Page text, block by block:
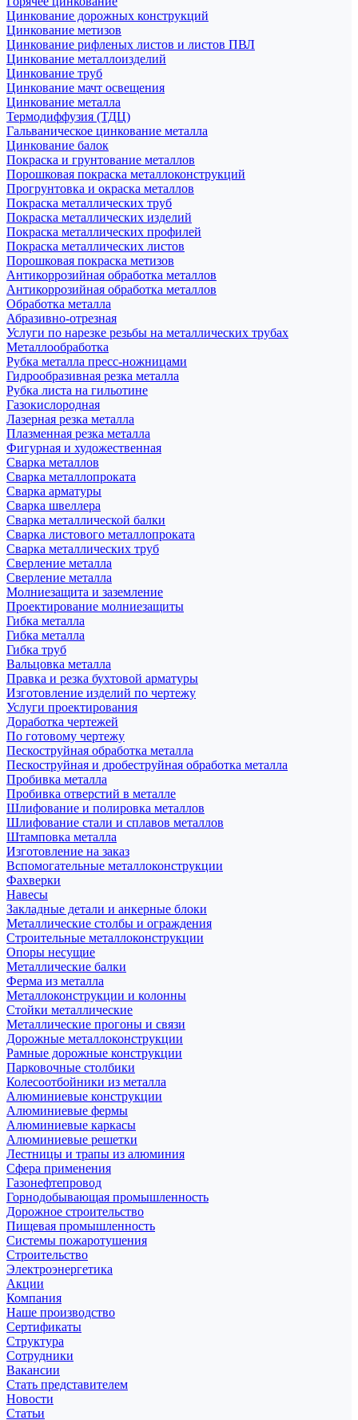
Цинкование дорожных конструкций
Цинкование метизов
Цинкование рифленых листов и листов ПВЛ
Цинкование металлоизделий
Цинкование труб
Цинкование мачт освещения
Цинкование металла
Термодиффузия (ТДЦ)
Гальваническое цинкование металла
Цинкование балок
Покраска и грунтование металлов
Порошковая покраска металлоконструкций
Прогрунтовка и окраска металлов
Покраска металлических труб
Покраска металлических изделий
Покраска металлических профилей
Покраска металлических листов
Порошковая покраска метизов
Антикоррозийная обработка металлов
Антикоррозийная обработка металлов
Обработка металла
Абразивно-отрезная
Услуги по нарезке резьбы на металлических трубах
Металлообработка
Рубка металла пресс-ножницами
Гидрообразивная резка металла
Рубка листа на гильотине
Газокислородная
Лазерная резка металла
Плазменная резка металла
Фигурная и художественная
Сварка металлов
Сварка металлопроката
Сварка арматуры
Сварка швеллера
Сварка металлической балки
Сварка листового металлопроката
Сварка металлических труб
Сверление металла
Сверление металла
Молниезащита и заземление
Проектирование молниезащиты
Гибка металла
Гибка металла
Гибка труб
Вальцовка металла
Правка и резка бухтовой арматуры
Изготовление изделий по чертежу
Услуги проектирования
Доработка чертежей
По готовому чертежу
Пескоструйная обработка металла
Пескоструйная и дробеструйная обработка металла
Пробивка металла
Пробивка отверстий в металле
Шлифование и полировка металлов
Шлифование стали и сплавов металлов
Штамповка металла
Изготовление на заказ
Вспомогательные металлоконструкции
Фахверки
Навесы
Закладные детали и анкерные блоки
Металлические столбы и ограждения
Строительные металлоконструкции
Опоры несущие
Металлические балки
Ферма из металла
Металлоконструкции и колонны
Стойки металлические
Металлические прогоны и связи
Дорожные металлоконструкции
Рамные дорожные конструкции
Парковочные столбики
Колесоотбойники из металла
Алюминиевые конструкции
Алюминиевые фермы
Алюминиевые каркасы
Алюминиевые решетки
Лестницы и трапы из алюминия
Сфера применения
Газонефтепровод
Горнодобывающая промышленность
Дорожное строительство
Пищевая промышленность
Системы пожаротушения
Строительство
Электроэнергетика
Акции
Компания
Наше производство
Сертификаты
Структура
Сотрудники
Вакансии
Стать представителем
Новости
Статьи